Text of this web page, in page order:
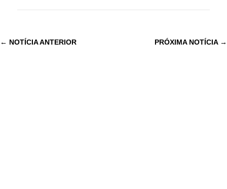
← NOTÍCIA ANTERIOR PRÓXIMA NOTÍCIA→